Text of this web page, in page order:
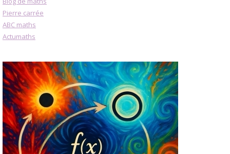
Pierre carrée
ABC maths
Actumaths